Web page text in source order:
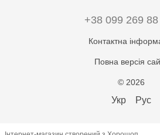
+38 099 269 88
Контактна
Повна версія
© 2026
Укр Рус